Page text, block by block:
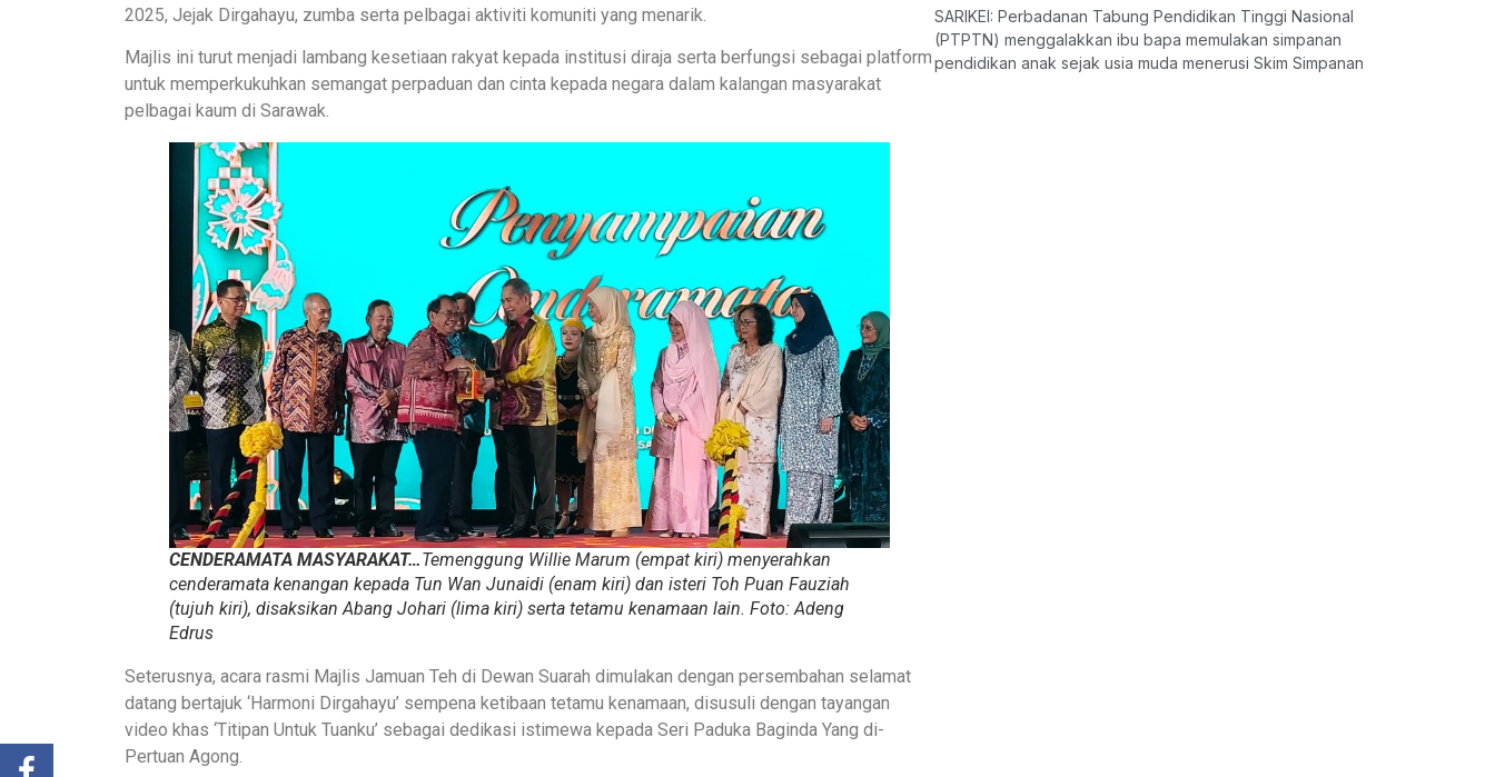
2025, Jejak Dirgahayu, zumba serta pelbagai aktiviti komuniti yang menarik.
Majlis ini turut menjadi lambang kesetiaan rakyat kepada institusi diraja serta berfungsi sebagai platform
untuk memperkukuhkan semangat perpaduan dan cinta kepada negara dalam kalangan masyarakat
pelbagai kaum di Sarawak.
CENDERAMATA MASYARAKAT…Temenggung Willie Marum (empat kiri) menyerahkan
cenderamata kenangan kepada Tun Wan Junaidi (enam kiri) dan isteri Toh Puan Fauziah
(tujuh kiri), disaksikan Abang Johari (lima kiri) serta tetamu kenamaan lain. Foto: Adeng
Edrus
Seterusnya, acara rasmi Majlis Jamuan Teh di Dewan Suarah dimulakan dengan persembahan selamat
datang bertajuk ‘Harmoni Dirgahayu’ sempena ketibaan tetamu kenamaan, disusuli dengan tayangan
video khas ‘Titipan Untuk Tuanku’ sebagai dedikasi istimewa kepada Seri Paduka Baginda Yang di-
Pertuan Agong.
SARIKEI: Perbadanan Tabung Pendidikan Tinggi Nasional
(PTPTN) menggalakkan ibu bapa memulakan simpanan
pendidikan anak sejak usia muda menerusi Skim Simpanan